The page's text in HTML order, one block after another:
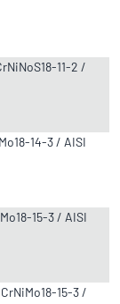
11-2 /
14-3 / AISI
15-3 / AISI
15-3 /